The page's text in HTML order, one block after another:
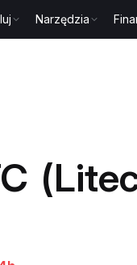
Narzędzia